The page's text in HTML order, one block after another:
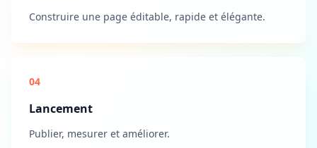
Construire une page éditable, rapide et élégante.
04
Lancement
Publier, mesurer et améliorer.